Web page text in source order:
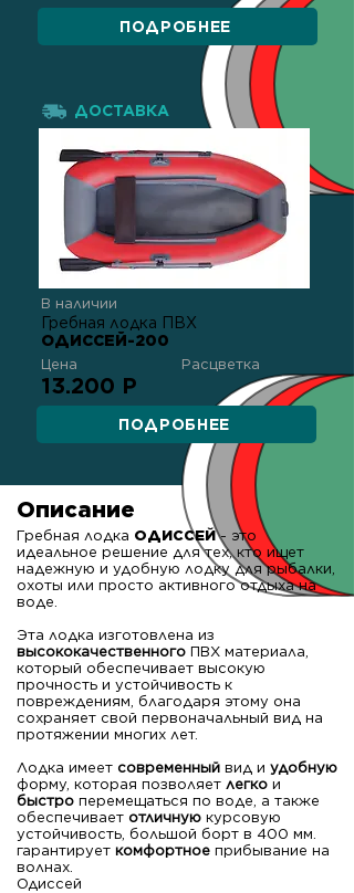
ПОДРОБНЕЕ
ДОСТАВКА
В наличии
Гребная лодка ПВХ
ОДИССЕЙ-200
Цена
13.200 Р
Расцветка
ПОДРОБНЕЕ
Описание
Гребная лодка ОДИССЕЙ- это
идеальное решение для тех, кто ищет
надежную и удобную лодку для рыбалки,
охоты или просто активного отдыха на
воде.
Эта лодка изготовлена из
высококачественного ПВХ материала,
который обеспечивает высокую
прочность и устойчивость к
повреждениям, благодаря этому она
сохраняет свой первоначальный вид на
протяжении многих лет.
Лодка имеет современный вид и удобную
форму, которая позволяет легко и
быстро перемещаться по воде, а также
обеспечивает отличную курсовую
устойчивость, большой борт в 400 мм.
гарантирует комфортное прибывание на
волнах.
Одиссей